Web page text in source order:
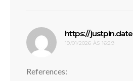
https://justpin.date
19/01/2026 ÀS 16:29
References: